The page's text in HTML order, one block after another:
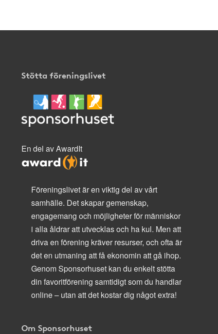
Stötta föreningslivet
En del av AwardIt
Föreningslivet är en viktig del av vårt
samhälle. Det skapar gemenskap,
engagemang och möjligheter för människor
i alla åldrar att utvecklas och ha kul. Men att
driva en förening kräver resurser, och ofta är
det en utmaning att få ekonomin att gå ihop.
Genom Sponsorhuset kan du enkelt stötta
din favoritförening samtidigt som du handlar
online – utan att det kostar dig något extra!
Om Sponsorhuset